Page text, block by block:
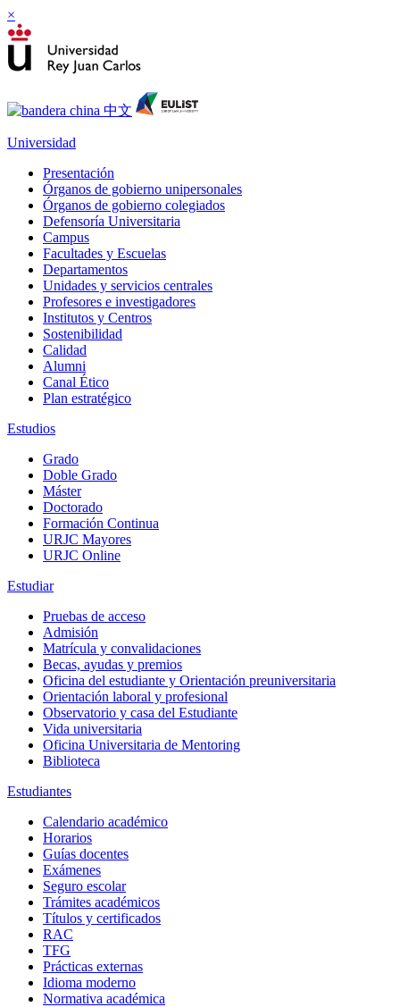
×
Universidad
Presentación
Órganos de gobierno unipersonales
Órganos de gobierno colegiados
Defensoría Universitaria
Campus
Facultades y Escuelas
Departamentos
Unidades y servicios centrales
Profesores e investigadores
Institutos y Centros
Sostenibilidad
Calidad
Alumni
Canal Ético
Plan estratégico
Estudios
Grado
Doble Grado
Máster
Doctorado
Formación Continua
URJC Mayores
URJC Online
Estudiar
Pruebas de acceso
Admisión
Matrícula y convalidaciones
Becas, ayudas y premios
Oficina del estudiante y Orientación preuniversitaria
Orientación laboral y profesional
Observatorio y casa del Estudiante
Vida universitaria
Oficina Universitaria de Mentoring
Biblioteca
Estudiantes
Calendario académico
Horarios
Guías docentes
Exámenes
Seguro escolar
Trámites académicos
Títulos y certificados
RAC
TFG
Prácticas externas
Idioma moderno
Normativa académica